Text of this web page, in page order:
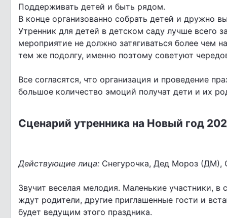
Поддерживать детей и быть рядом.
В конце организованно собрать детей и дружно
Утренник для детей в детском саду лучше всего
мероприятие не должно затягиваться более чем
тем же подолгу, именно поэтому советуют
Все согласятся, что организация и проведение
большое количество эмоций получат дети и их
Сценарий утренника на Новый год
Действующие лица: Снегурочка, Дед Мороз (ДМ),
Звучит веселая мелодия. Маленькие участники, в
ждут родители, другие приглашенные гости и
будет ведущим этого праздника.